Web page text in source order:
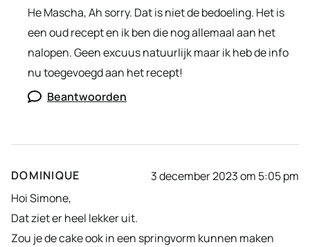
He Mascha, Ah sorry. Dat is niet de bedoeling. Het is
een oud recept en ik ben die nog allemaal aan het
nalopen. Geen excuus natuurlijk maar ik heb de info
nu toegevoegd aan het recept!
Beantwoorden
DOMINIQUE
3 december 2023 om 5:05 pm
Hoi Simone,
Dat ziet er heel lekker uit.
Zou je de cake ook in een springvorm kunnen maken